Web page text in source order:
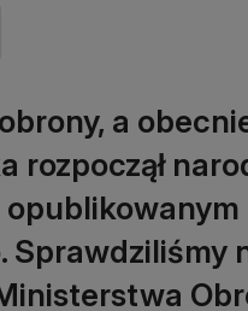
a
rozpoczął
Sprawdziliśmy